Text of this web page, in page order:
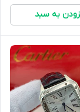
به سبد